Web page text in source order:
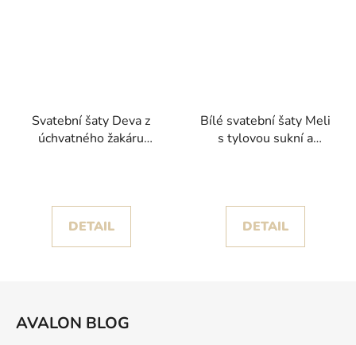
Svatební šaty Deva z
úchvatného žakáru
DETAIL
Bílé svatební šaty Meli
s tylovou sukní a
DETAIL
AVALON BLOG